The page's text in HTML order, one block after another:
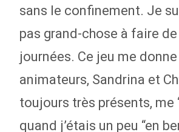
sans le confinement. Je
pas grand-chose à faire
journées. Ce jeu me
animateurs, Sandrina et
toujours très présents, me
quand j’étais un peu “en